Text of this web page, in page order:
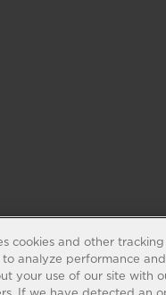
cookies and other
analyze performance
your use of our site with